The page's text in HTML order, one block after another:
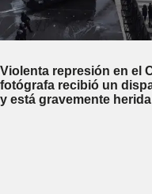
Violenta represión en el
fotógrafa recibió un
y está gravemente herida